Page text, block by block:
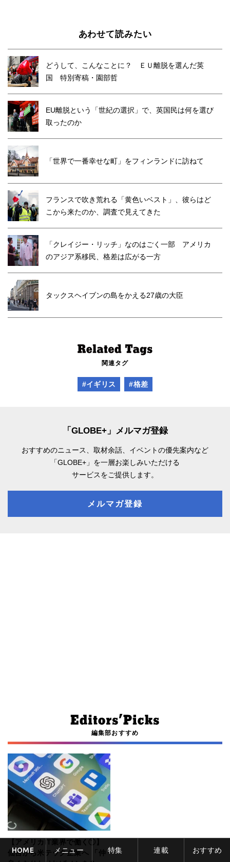
あわせて読みたい
どうして、こんなことに？ ＥＵ離脱を選んだ英
国 特別寄稿・園部哲
EU離脱という「世紀の選択」で、英国民は何を選び
取ったのか
「世界で一番幸せな町」をフィンランドに訪ねて
フランスで吹き荒れる「黄色いベスト」、彼らはど
こから来たのか、調査で見えてきた
「クレイジー・リッチ」なのはごく一部 アメリカ
のアジア系移民、格差は広がる一方
タックスヘイブンの島をかえる27歳の大臣
関連タグ
#イギリス #格差
「GLOBE+」メルマガ登録
おすすめのニュース、取材余話、 イベントの優先案内など
「GLOBE+」を一層お楽しみいただける
サービスをご提供します。
メルマガ登録
編集部おすすめ
【アメリカIT業界で働く①】
仙台から米テック企業へ 「仲
HOME メニュー 特集 連載 おすすめ